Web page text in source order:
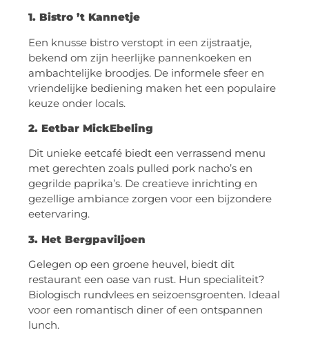
1. Bistro ’t Kannetje
Een knusse bistro verstopt in een zijstraatje,
bekend om zijn heerlijke pannenkoeken en
ambachtelijke broodjes. De informele sfeer en
vriendelijke bediening maken het een populaire
keuze onder locals.
2. Eetbar MickEbeling
Dit unieke eetcafé biedt een verrassend menu
met gerechten zoals pulled pork nacho’s en
gegrilde paprika’s. De creatieve inrichting en
gezellige ambiance zorgen voor een bijzondere
eetervaring.
3. Het Bergpaviljoen
Gelegen op een groene heuvel, biedt dit
restaurant een oase van rust. Hun specialiteit?
Biologisch rundvlees en seizoensgroenten. Ideaal
voor een romantisch diner of een ontspannen
lunch.